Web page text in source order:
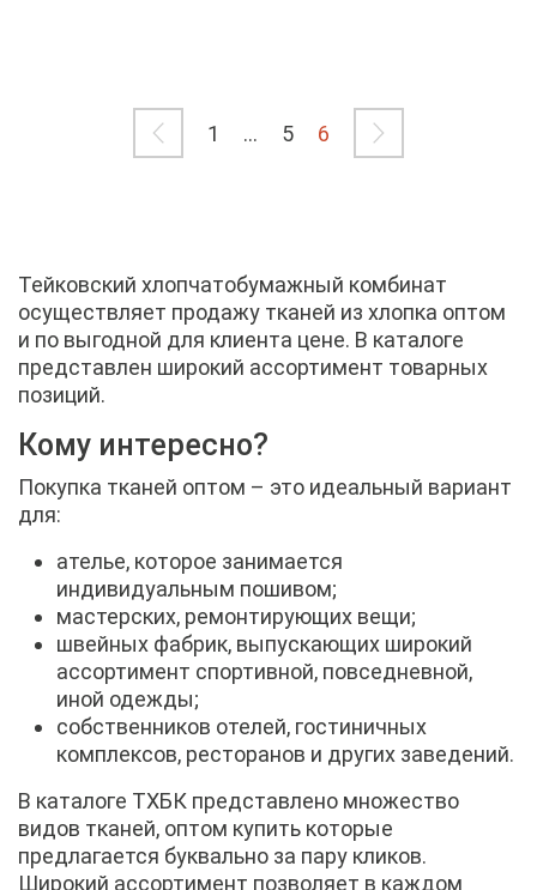
1 ... 5 6
Тейковский хлопчатобумажный комбинат
осуществляет продажу тканей из хлопка оптом
и по выгодной для клиента цене. В каталоге
представлен широкий ассортимент товарных
позиций.
Кому интересно?
Покупка тканей оптом – это идеальный вариант
для:
ателье, которое занимается
индивидуальным пошивом;
мастерских, ремонтирующих вещи;
швейных фабрик, выпускающих широкий
ассортимент спортивной, повседневной,
иной одежды;
собственников отелей, гостиничных
комплексов, ресторанов и других заведений.
В каталоге ТХБК представлено множество
видов тканей, оптом купить которые
предлагается буквально за пару кликов.
Широкий ассортимент позволяет в каждом